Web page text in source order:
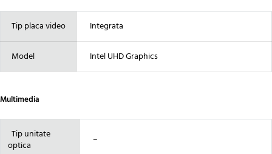
Tip placa video Integrata
Model Intel UHD Graphics
Multimedia
Tip unitate
optica
–